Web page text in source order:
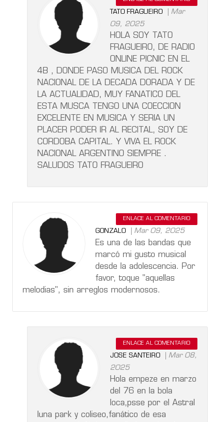
TATO FRAGUEIRO
Mar
09, 2025
HOLA SOY TATO
FRAGUEIRO, DE RADIO
ONLINE PICNIC EN EL
4B , DONDE PASO MUSICA DEL ROCK
NACIONAL DE LA DECADA DORADA Y DE
LA ACTUALIDAD, MUY FANATICO DEL
ESTA MUSCA TENGO UNA COECCION
EXCELENTE EN MUSICA Y SERIA UN
PLACER PODER IR AL RECITAL, SOY DE
CORDOBA CAPITAL. Y VIVA EL ROCK
NACIONAL ARGENTINO SIEMPRE .
SALUDOS TATO FRAGUEIRO
ENLACE AL COMENTARIO
GONZALO Mar 09, 2025
Es una de las bandas que
marcó mi gusto musical
desde la adolescencia. Por
favor, toque "aquellas
melodias", sin arreglos modernosos.
ENLACE AL COMENTARIO
JOSE SANTEIRO
Mar 08,
2025
Hola empeze en marzo
del 76 en la bola
loca,psse por el Astral
luna park y coliseo,fanático de esa